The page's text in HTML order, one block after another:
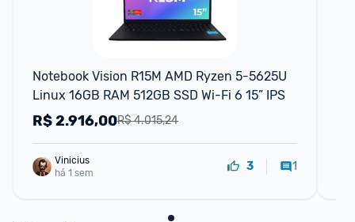
Notebook Vision R15M AMD Ryzen 5-5625U
Linux 16GB RAM 512GB SSD Wi-Fi 6 15” IPS
R$ 4.015,24
R$2.916,00
Vinicius
há 1 sem
3 1